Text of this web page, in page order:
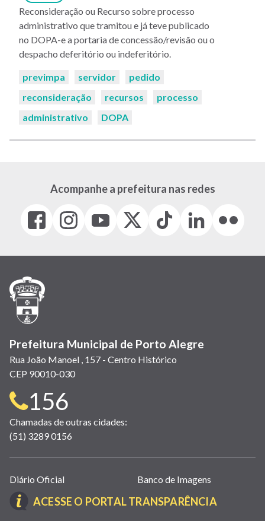
Reconsideração ou Recurso sobre processo
administrativo que tramitou e já teve publicado
no DOPA-e a portaria de concessão/revisão ou o
despacho deferitório ou indeferitório.
Palavras-
previmpa servidor
pedido
reconsideração
recursos
processo
administrativo
DOPA
Acompanhe a prefeitura nas redes
Facebook
(link
em
janela)
Instagram
(link
em
(link
em
(Antigo
(link
Tiktok
(link
em
LinkedIn
(link
em
(link
em
Prefeitura Municipal de Porto Alegre
Rua João Manoel , 157 - Centro Histórico
CEP 90010-030
Telefone
para
contato:
156
Chamadas de outras cidades:
(51) 3289 0156
Links
úteis
(abrem
Diário Oficial Banco de Imagens
ACESSE O PORTAL TRANSPARÊNCIA(LINK